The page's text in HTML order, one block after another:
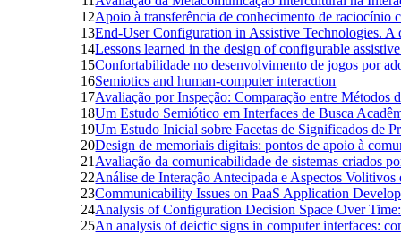
12Apoio à transferência de conhecimento de raciocínio
13End-User Configuration in Assistive Technologies. A
14Lessons learned in the design of configurable
15Confortabilidade no desenvolvimento de jogos por
16Semiotics and human-computer interaction
17Avaliação por Inspeção: Comparação entre Métodos
18Um Estudo Semiótico em Interfaces de Busca
19Um Estudo Inicial sobre Facetas de Significados de
20Design de memoriais digitais: pontos de apoio à
21 Avaliação da comunicabilidade de sistemas criados
22Análise de Interação Antecipada e Aspectos
23Communicability Issues on PaaS Application
24Analysis of Configuration Decision Space Over
25An analysis of deictic signs in computer interfaces: